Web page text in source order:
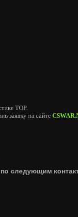
TOP.
заявку на сайте
следующим